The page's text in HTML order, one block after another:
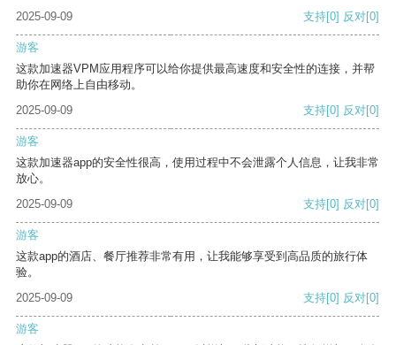
2025-09-09 支持[0] 反对[0]
游客
这款加速器VPM应用程序可以给你提供最高速度和安全性的连接，并帮
助你在网络上自由移动。
2025-09-09
支持[0] 反对[0]
游客
这款加速器app的安全性很高，使用过程中不会泄露个人信息，让我非常
放心。
2025-09-09
支持[0] 反对[0]
游客
这款app的酒店、餐厅推荐非常有用，让我能够享受到高品质的旅行体
验。
2025-09-09
支持[0] 反对[0]
游客